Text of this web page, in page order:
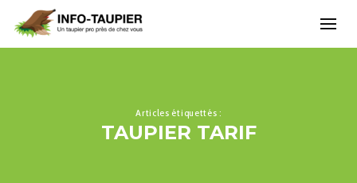
Articles étiquettés :
TAUPIER TARIF